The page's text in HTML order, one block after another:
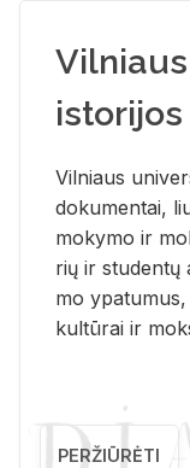
Vil­niaus
do­ku­men­tai,
mo­ky­mo ir
rių ir stu­den­tų
mo
kul­tū­rai ir
PERŽIŪRĖTI